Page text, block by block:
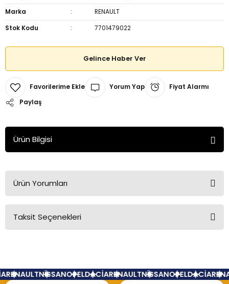
Marka
RENAULT
Stok Kodu
7701479022
Gelince Haber Ver
Yorum Yap
Fiyat Alarmı
Paylaş
Ürün Bilgisi
Ürün Yorumları
Bu ürüne ilk yorumu siz yapın!
Taksit Seçenekleri
RENAULTNİSSANOPELDACİARENAULTNİSSANOPELDACİA